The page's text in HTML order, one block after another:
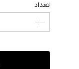
تعداد